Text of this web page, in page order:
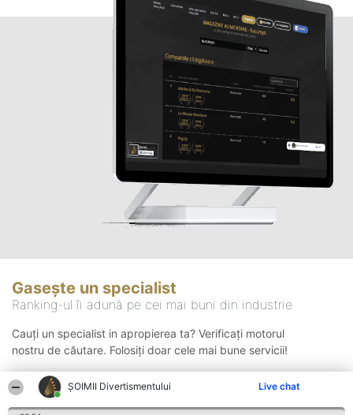
ŞOIMII Divertismentului Live chat
Gasește un specialist
Ranking-ul îi adună pe cei mai buni din industrie
Cauți un specialist in apropierea ta? Verificați motorul
nostru de căutare. Folosiți doar cele mai bune servicii!